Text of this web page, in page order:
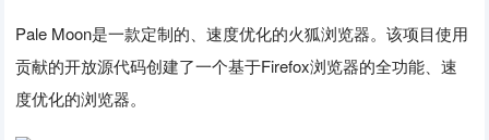
Pale Moon是一款定制的、速度优化的火狐浏览器。该项目使用
贡献的开放源代码创建了一个基于Firefox浏览器的全功能、速
度优化的浏览器。